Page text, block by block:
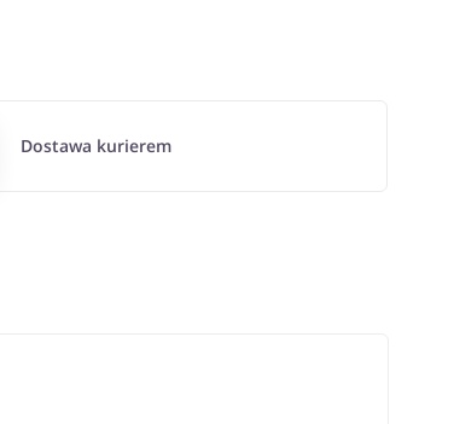
Dostawa kurierem